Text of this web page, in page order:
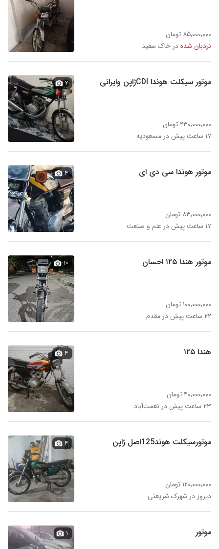
۸۵,۰۰۰,۰۰۰ تومان
نردبان شدهدر خاک سفید
موتور سیکلت هوندا CDIژاپن وایرانی
۲۳۰,۰۰۰,۰۰۰ تومان
۱۷ ساعت پیش در مسعودیه
۲
موتور هوندا سی دی ای
۸۳,۰۰۰,۰۰۰ تومان
۱۷ ساعت پیش در علم و صنعت
۴
موتور هندا ۱۲۵ احسان
۱۰۰,۰۰۰,۰۰۰ تومان
۲۲ ساعت پیش در مقدم
۱۰
هندا ۱۲۵
۴۰,۰۰۰,۰۰۰ تومان
۲۳ ساعت پیش در نعمت‌آباد
۴
موتورسیکلت هوند125اصل ژاپن
۱۲۰,۰۰۰,۰۰۰ تومان
دیروز در شهرک شریعتی
۴
موتور ۱